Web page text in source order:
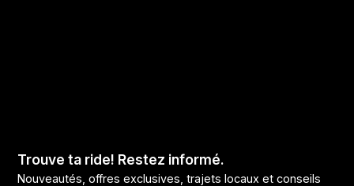
Trouve ta ride! Restez informé.
Nouveautés, offres exclusives, trajets locaux et conseils